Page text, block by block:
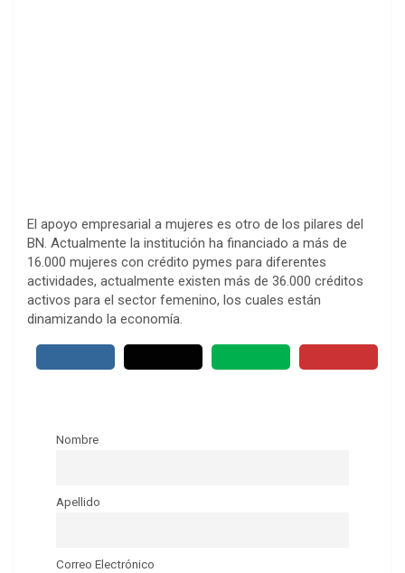
El apoyo empresarial a mujeres es otro de los pilares del
BN. Actualmente la institución ha financiado a más de
16.000 mujeres con crédito pymes para diferentes
actividades, actualmente existen más de 36.000 créditos
activos para el sector femenino, los cuales están
dinamizando la economía.
Nombre
Apellido
Correo Electrónico